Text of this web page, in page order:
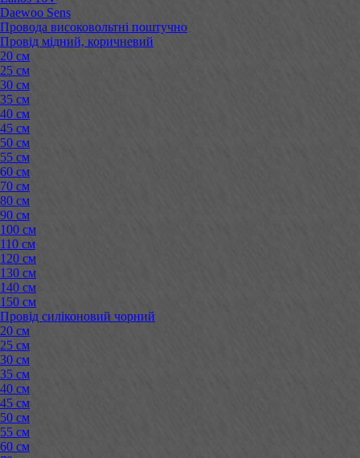
Daewoo Sens
Провода високовольтні поштучно
Провід мідний, коричневий
20 см
25 см
30 см
35 см
40 см
45 см
50 см
55 см
60 см
70 см
80 см
90 см
100 см
110 см
120 см
130 см
140 см
150 см
Провід силіконовий чорний
20 см
25 см
30 см
35 см
40 см
45 см
50 см
55 см
60 см